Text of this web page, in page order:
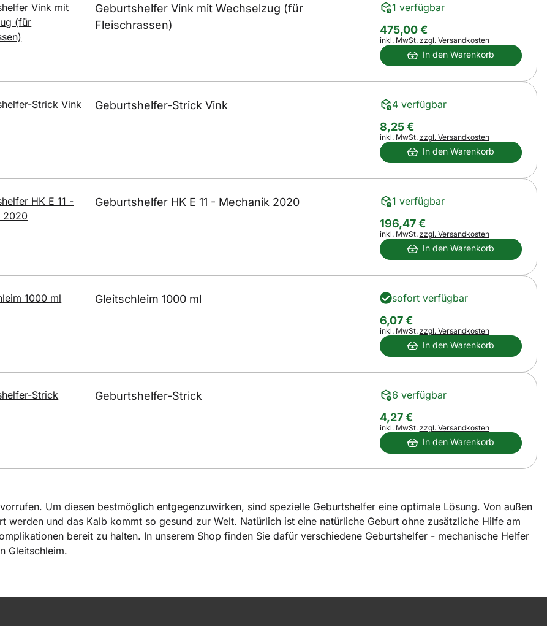
Geburtshelfer Vink mit Wechselzug (für
Fleischrassen)
1 verfügbar
475,00€
Steuerhinweis:
inkl. MwSt. zzgl. Versandkosten
In den Warenkorb
Geburtshelfer-Strick Vink 4 verfügbar
8,25€
Steuerhinweis:
inkl. MwSt. zzgl. Versandkosten
In den Warenkorb
Geburtshelfer HK E 11 - Mechanik 2020 1 verfügbar
196,47€
Steuerhinweis:
inkl. MwSt. zzgl. Versandkosten
In den Warenkorb
Gleitschleim 1000 ml sofort verfügbar
6,07€
Steuerhinweis:
inkl. MwSt. zzgl. Versandkosten
In den Warenkorb
Geburtshelfer-Strick 6 verfügbar
4,27€
Steuerhinweis:
inkl. MwSt. zzgl. Versandkosten
In den Warenkorb
Um diesen bestmöglich entgegenzuwirken, sind spezielle Geburtshelfer eine optimale Lösung. Von außen
werden und das Kalb kommt so gesund zur Welt. Natürlich ist eine natürliche Geburt ohne zusätzliche Hilfe am
bereit zu halten. In unserem Shop finden Sie dafür verschiedene Geburtshelfer - mechanische Helfer
Gleitschleim.